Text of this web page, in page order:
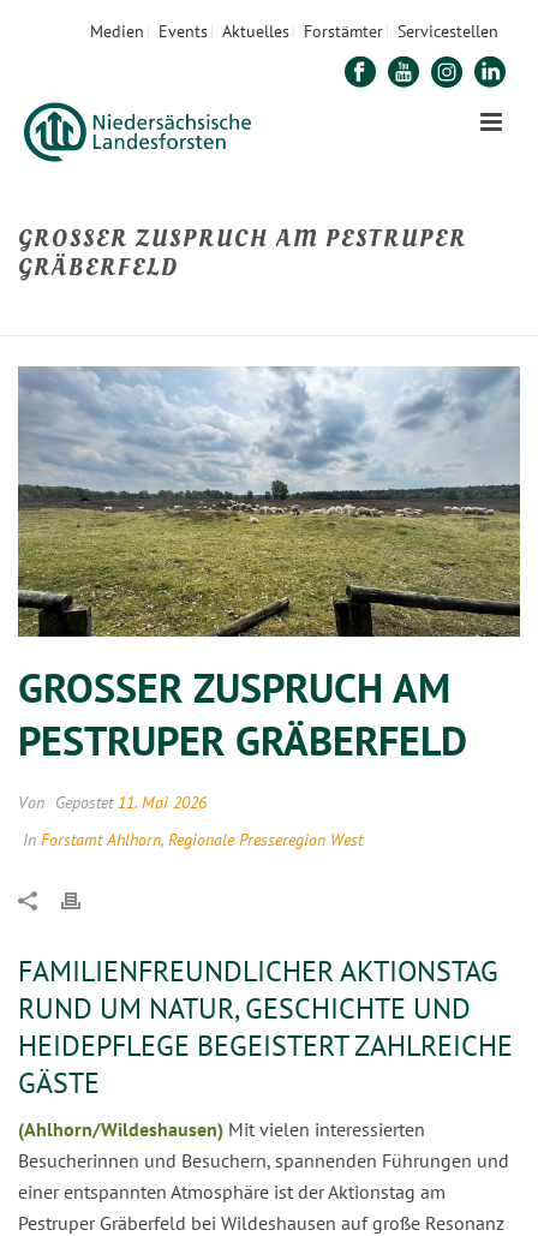
Medien Events Aktuelles Forstämter Servicestellen
GROSSER ZUSPRUCH AM PESTRUPER G
RÄBERFELD
GROSSER ZUSPRUCH AM P
ESTRUPER GRÄBERFELD
Von Gepostet 11. Mai 2026
In Forstamt Ahlhorn, Regionale Presseregion West
FAMILIENFREUNDLICHER AKTIONSTAG
RUND UM NATUR, GESCHICHTE UND
HEIDEPFLEGE BEGEISTERT ZAHLREICHE
GÄSTE
(Ahlhorn/Wildeshausen) Mit vielen interessierten
Besucherinnen und Besuchern, spannenden Führungen und
einer entspannten Atmosphäre ist der Aktionstag am
Pestruper Gräberfeld bei Wildeshausen auf große Resonanz